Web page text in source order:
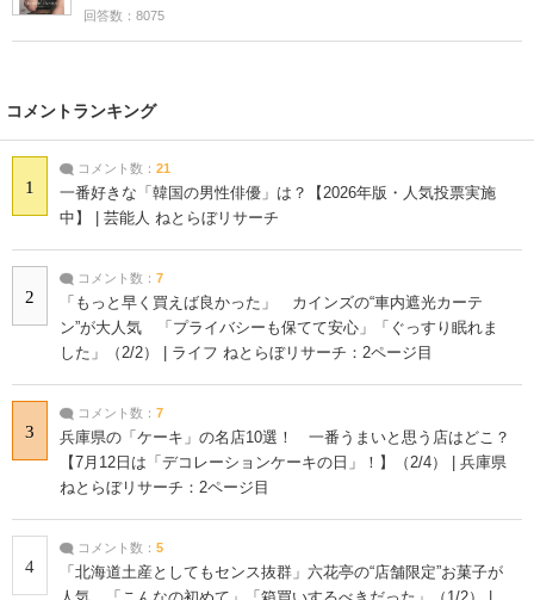
回答数：8075
コメントランキング
1
コメント数： 21
一番好きな「韓国の男性俳優」は？【2026年版・人気投票実施
中】 | 芸能人 ねとらぼリサーチ
2
コメント数： 7
「もっと早く買えば良かった」 カインズの“車内遮光カーテ
ン”が大人気 「プライバシーも保てて安心」「ぐっすり眠れま
した」（2/2） | ライフ ねとらぼリサーチ：2ページ目
3
コメント数： 7
兵庫県の「ケーキ」の名店10選！ 一番うまいと思う店はどこ？
【7月12日は「デコレーションケーキの日」！】（2/4） | 兵庫県
ねとらぼリサーチ：2ページ目
4
コメント数： 5
「北海道土産としてもセンス抜群」六花亭の“店舗限定”お菓子が